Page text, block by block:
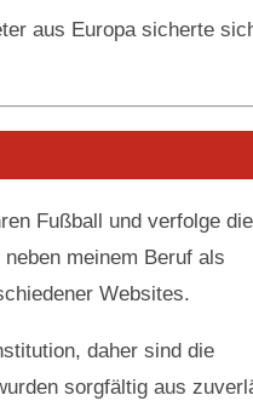
aus Europa sicherte
Fußball und verfolge die
meinem Beruf als
Websites.
daher sind die
sorgfältig aus